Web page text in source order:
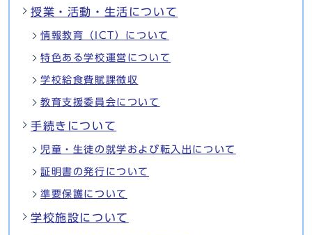
授業・活動・生活について
情報教育（ICT）について
特色ある学校運営について
学校給食費賦課徴収
教育支援委員会について
手続きについて
児童・生徒の就学および転入出について
証明書の発行について
準要保護について
学校施設について